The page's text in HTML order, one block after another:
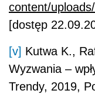
content/
[dostęp
[v] Kutwa K.,
Wyzwania –
Trendy, 2019,